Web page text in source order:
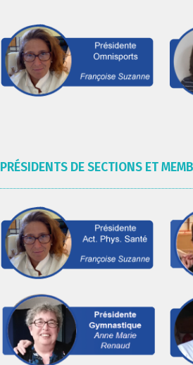
PRÉSIDENTS DE SECTIONS ET